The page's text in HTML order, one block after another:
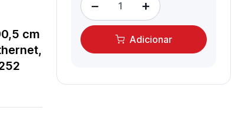
cm
− +
Adicionar